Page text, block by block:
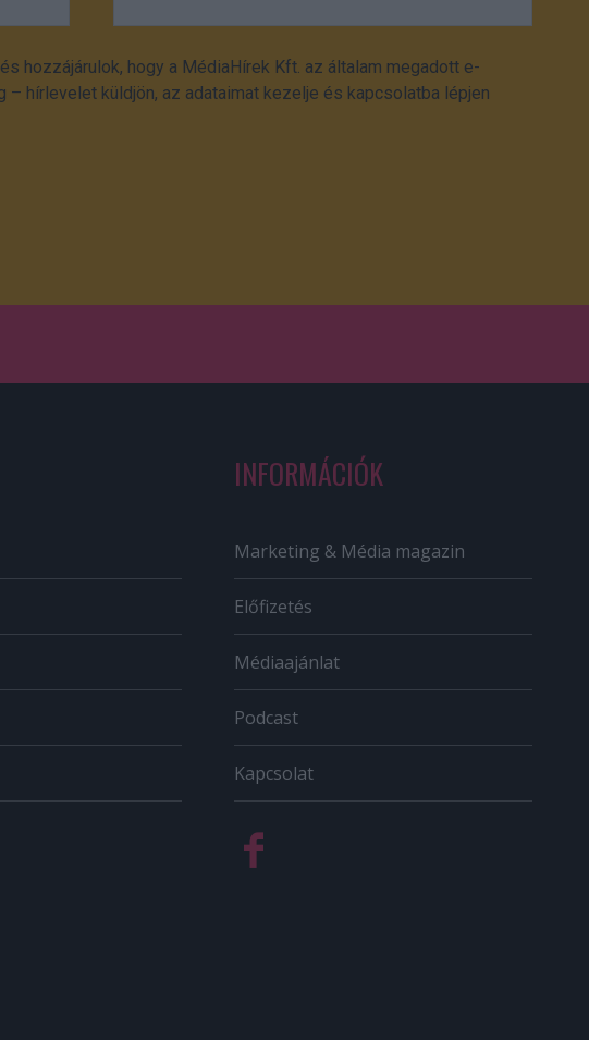
hozzájárulok, hogy a MédiaHírek Kft. az általam megadott e-
hírlevelet küldjön, az adataimat kezelje és kapcsolatba lépjen
INFORMÁCIÓK
Marketing & Média magazin
Előfizetés
Médiaajánlat
Podcast
Kapcsolat